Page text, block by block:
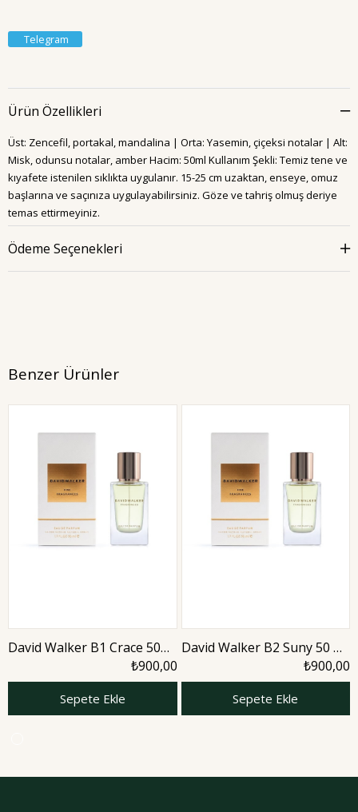
Telegram
Ürün Özellikleri
Üst: Zencefil, portakal, mandalina | Orta: Yasemin, çiçeksi notalar | Alt:
Misk, odunsu notalar, amber Hacim: 50ml Kullanım Şekli: Temiz tene ve
kıyafete istenilen sıklıkta uygulanır. 15-25 cm uzaktan, enseye, omuz
başlarına ve saçınıza uygulayabilirsiniz. Göze ve tahriş olmuş deriye
temas ettirmeyiniz.
Ödeme Seçenekleri
Benzer Ürünler
David Walker B1 Crace 50
ml Kadın Parfüm | Aromatic
₺900,00
Sepete Ekle
David Walker B2 Suny 50 ml
Kadın Parfüm | Aromatic
₺900,00
Sepete Ekle